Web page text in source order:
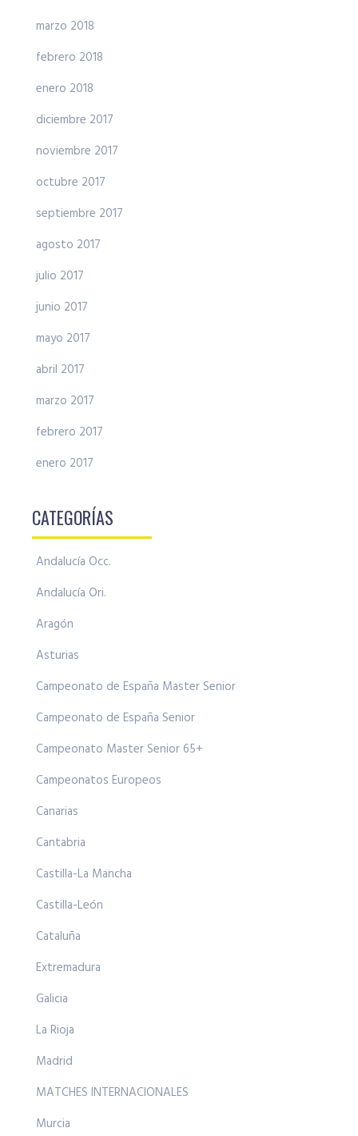
marzo 2018
febrero 2018
enero 2018
diciembre 2017
noviembre 2017
octubre 2017
septiembre 2017
agosto 2017
julio 2017
junio 2017
mayo 2017
abril 2017
marzo 2017
febrero 2017
enero 2017
CATEGORÍAS
Andalucía Occ.
Andalucía Ori.
Aragón
Asturias
Campeonato de España Master Senior
Campeonato de España Senior
Campeonato Master Senior 65+
Campeonatos Europeos
Canarias
Cantabria
Castilla-La Mancha
Castilla-León
Cataluña
Extremadura
Galicia
La Rioja
Madrid
MATCHES INTERNACIONALES
Murcia